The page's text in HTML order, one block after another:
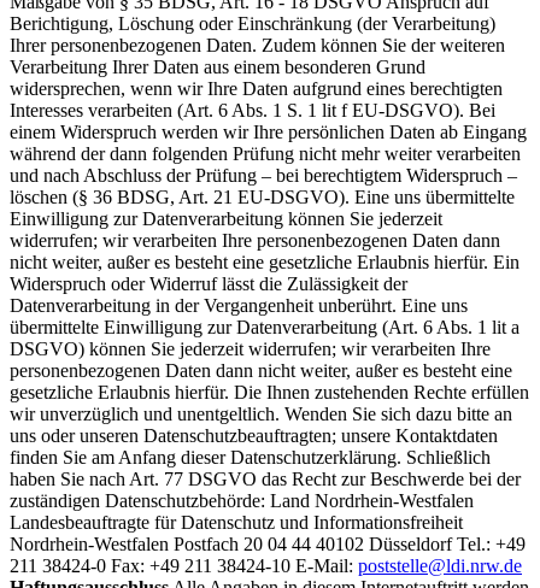
Berichtigung, Löschung oder Einschränkung (der Verarbeitung)
Ihrer personenbezogenen Daten. Zudem können Sie der weiteren
Verarbeitung Ihrer Daten aus einem besonderen Grund
widersprechen, wenn wir Ihre Daten aufgrund eines berechtigten
Interesses verarbeiten (Art. 6 Abs. 1 S. 1 lit f EU-DSGVO). Bei
einem Widerspruch werden wir Ihre persönlichen Daten ab Eingang
während der dann folgenden Prüfung nicht mehr weiter verarbeiten
und nach Abschluss der Prüfung – bei berechtigtem Widerspruch –
löschen (§ 36 BDSG, Art. 21 EU-DSGVO). Eine uns übermittelte
Einwilligung zur Datenverarbeitung können Sie jederzeit
widerrufen; wir verarbeiten Ihre personenbezogenen Daten dann
nicht weiter, außer es besteht eine gesetzliche Erlaubnis hierfür. Ein
Widerspruch oder Widerruf lässt die Zulässigkeit der
Datenverarbeitung in der Vergangenheit unberührt. Eine uns
übermittelte Einwilligung zur Datenverarbeitung (Art. 6 Abs. 1 lit a
DSGVO) können Sie jederzeit widerrufen; wir verarbeiten Ihre
personenbezogenen Daten dann nicht weiter, außer es besteht eine
gesetzliche Erlaubnis hierfür. Die Ihnen zustehenden Rechte erfüllen
wir unverzüglich und unentgeltlich. Wenden Sie sich dazu bitte an
uns oder unseren Datenschutzbeauftragten; unsere Kontaktdaten
finden Sie am Anfang dieser Datenschutzerklärung. Schließlich
haben Sie nach Art. 77 DSGVO das Recht zur Beschwerde bei der
zuständigen Datenschutzbehörde: Land Nordrhein-Westfalen
Landesbeauftragte für Datenschutz und Informationsfreiheit
Nordrhein-Westfalen Postfach 20 04 44 40102 Düsseldorf Tel.: +49
211 38424-0 Fax: +49 211 38424-10 E-Mail: poststelle@ldi.nrw.de